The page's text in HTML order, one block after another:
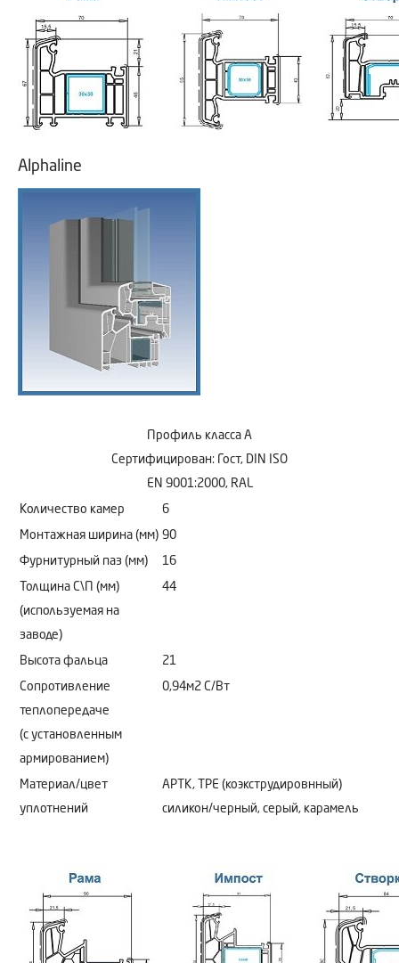
Alphaline
Профиль класса А
Сертифицирован: Гост, DIN ISO
EN 9001:2000, RAL
Количество камер 6
Монтажная ширина (мм) 90
Фурнитурный паз (мм) 16
Толщина С\П (мм)
(используемая на
заводе)
44
Высота фальца 21
Сопротивление
теплопередаче
(с установленным
армированием)
0,94м2 C/Bт
Материал/цвет
уплотнений
АРТК, ТРЕ (коэкструдировнный)
силикон/черный, серый, карамель